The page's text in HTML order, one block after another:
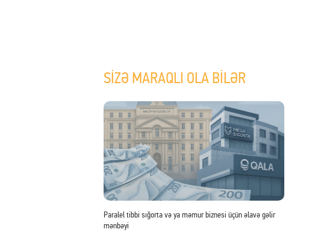
SİZƏ MARAQLI OLA BİLƏR
Paralel tibbi sığorta və ya məmur biznesi üçün əlavə gəlir
mənbəyi